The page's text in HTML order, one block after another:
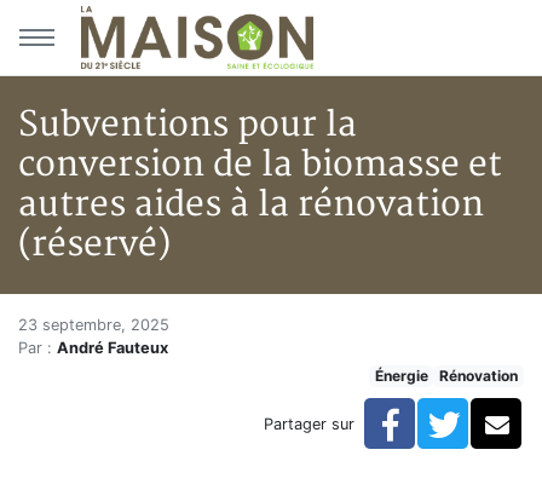
Aller au menu principal
Aller au contenu principal
Subventions pour la
conversion de la biomasse et
autres aides à la rénovation
(réservé)
Accueil
Articles
Subventions pour la conversion de la biomasse et
Subventions pour la
23 septembre, 2025
Par : André Fauteux
Énergie
Rénovation
Partager sur Facebook